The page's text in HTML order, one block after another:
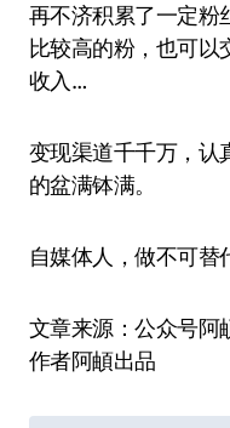
再不济积累了一定粉
比较高的粉，也可以
收入…
变现渠道千千万，认
的盆满钵满。
自媒体人，做不可替
文章来源：公众号阿
作者阿頔出品